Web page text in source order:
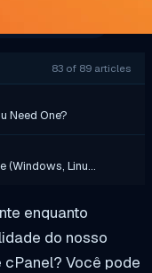
83 of 89 articles
Need One?
(Windows, Linu…
enquanto
do nosso
cPanel? Você pode